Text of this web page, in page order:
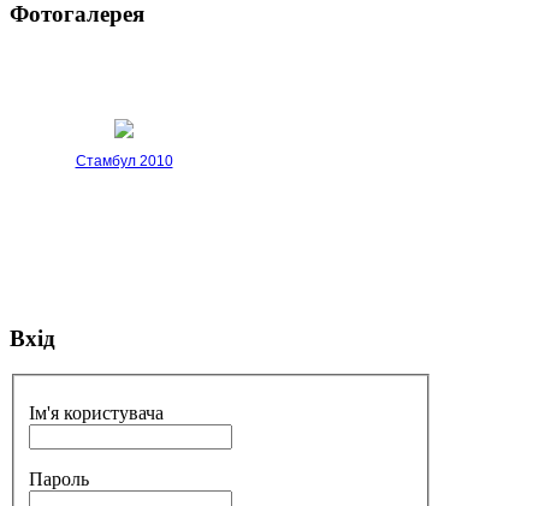
Фотогалерея
Стамбул 2010
Вхід
Ім'я користувача
Пароль